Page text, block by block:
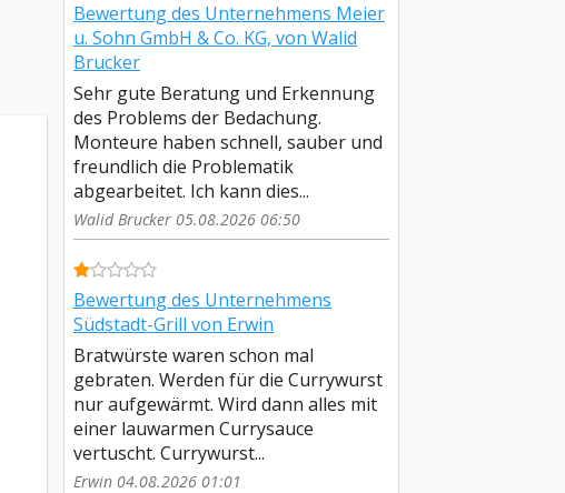
Bewertung des Unternehmens Meier
u. Sohn GmbH & Co. KG, von Walid
Brucker
Sehr gute Beratung und Erkennung
des Problems der Bedachung.
Monteure haben schnell, sauber und
freundlich die Problematik
abgearbeitet. Ich kann dies...
Walid Brucker 05.08.2026 06:50
Bewertung des Unternehmens
Südstadt-Grill von Erwin
Bratwürste waren schon mal
gebraten. Werden für die Currywurst
nur aufgewärmt. Wird dann alles mit
einer lauwarmen Currysauce
vertuscht. Currywurst...
Erwin 04.08.2026 01:01